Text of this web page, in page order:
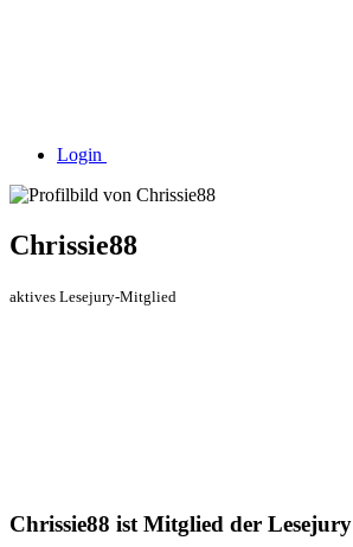
Login
Chrissie88
aktives Lesejury-Mitglied
Chrissie88 ist Mitglied der Lesejury